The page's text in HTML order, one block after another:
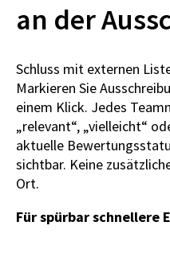
an der
Schluss mit externen
Markieren Sie
einem Klick. Jedes
„relevant“, „vielleicht“
aktuelle
sichtbar. Keine
Ort.
Für spürbar schnellere